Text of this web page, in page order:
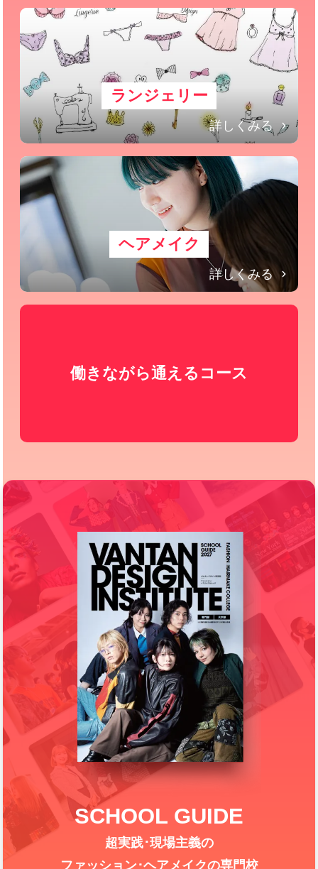
ランジェリー
詳しくみる
ヘアメイク
詳しくみる
働きながら通えるコース
SCHOOL GUIDE
超実践･現場主義の
ファッション･ヘアメイクの専門校